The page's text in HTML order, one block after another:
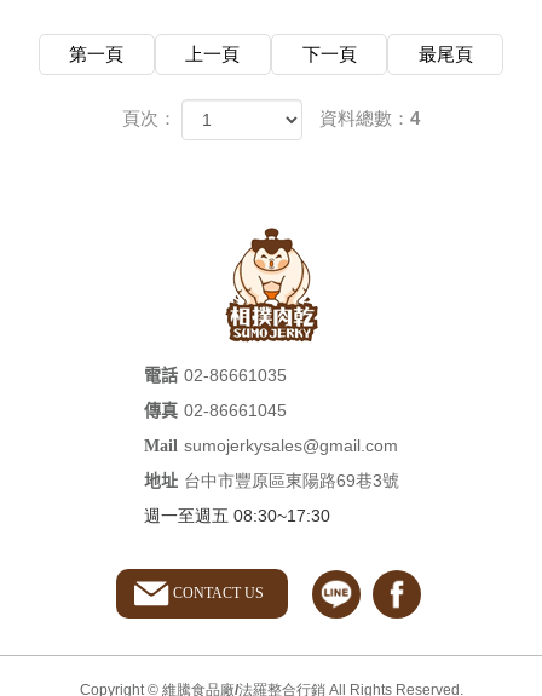
第一頁 上一頁 下一頁 最尾頁
頁次： 資料總數：4
電話 02-86661035
傳真 02-86661045
Mail sumojerkysales@gmail.com
地址 台中市豐原區東陽路69巷3號
週一至週五 08:30~17:30
CONTACT US
Copyright © 維騰食品廠/法羅整合行銷All Rights Reserved.